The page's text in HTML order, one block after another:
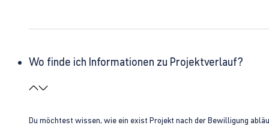
Wo finde ich Informationen zu Projektverlauf?
Du möchtest wissen, wie ein exist Projekt nach der Bewilligung